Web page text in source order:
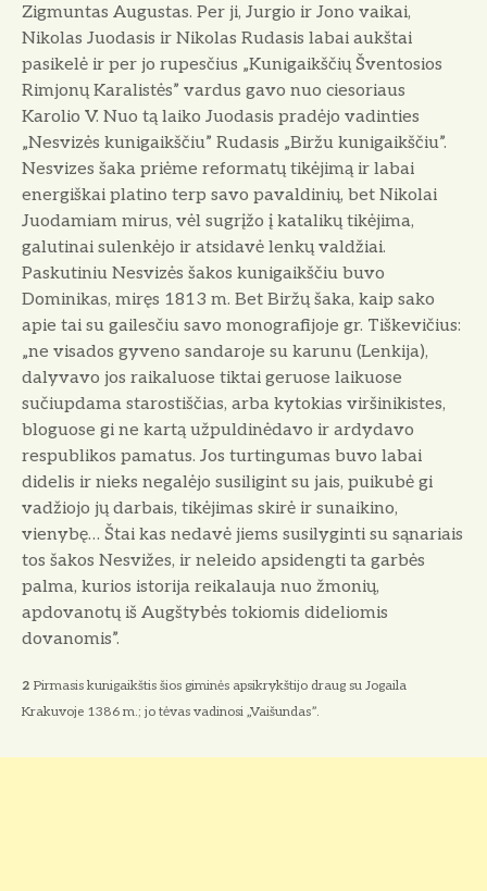
Zigmuntas Augustas. Per ji, Jurgio ir Jono vaikai,
Nikolas Juodasis ir Nikolas Rudasis labai aukštai
pasikelė ir per jo rupesčius „Kunigaikščių Šventosios
Rimjonų Karalistės” vardus gavo nuo ciesoriaus
Karolio V. Nuo tą laiko Juodasis pradėjo vadinties
„Nesvizės kunigaikščiu” Rudasis „Biržu kunigaikščiu”.
Nesvizes šaka priėme reformatų tikėjimą ir labai
energiškai platino terp savo pavaldinių, bet Nikolai
Juodamiam mirus, vėl sugrįžo į katalikų tikėjima,
galutinai sulenkėjo ir atsidavė lenkų valdžiai.
Paskutiniu Nesvizės šakos kunigaikščiu buvo
Dominikas, miręs 1813 m. Bet Biržų šaka, kaip sako
apie tai su gailesčiu savo monografijoje gr. Tiškevičius:
„ne visados gyveno sandaroje su karunu (Lenkija),
dalyvavo jos raikaluose tiktai geruose laikuose
sučiupdama starostiščias, arba kytokias viršinikistes,
bloguose gi ne kartą užpuldinėdavo ir ardydavo
respublikos pamatus. Jos turtingumas buvo labai
didelis ir nieks negalėjo susiligint su jais, puikubė gi
vadžiojo jų darbais, tikėjimas skirė ir sunaikino,
vienybę… Štai kas nedavė jiems susilyginti su sąnariais
tos šakos Nesvižes, ir neleido apsidengti ta garbės
palma, kurios istorija reikalauja nuo žmonių,
apdovanotų iš Augštybės tokiomis dideliomis
dovanomis”.
2 Pirmasis kunigaikštis šios giminės apsikrykštijo draug su Jogaila
Krakuvoje 1386 m.; jo tėvas vadinosi „Vaišundas”.